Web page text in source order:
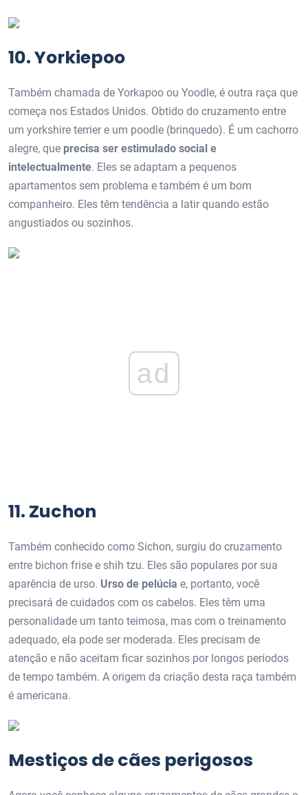
10. Yorkiepoo
Também chamada de Yorkapoo ou Yoodle, é outra raça que
começa nos Estados Unidos. Obtido do cruzamento entre
um yorkshire terrier e um poodle (brinquedo). É um cachorro
alegre, que precisa ser estimulado social e
intelectualmente. Eles se adaptam a pequenos
apartamentos sem problema e também é um bom
companheiro. Eles têm tendência a latir quando estão
angustiados ou sozinhos.
ad
11. Zuchon
Também conhecido como Sichon, surgiu do cruzamento
entre bichon frise e shih tzu. Eles são populares por sua
aparência de urso. Urso de pelúcia e, portanto, você
precisará de cuidados com os cabelos. Eles têm uma
personalidade um tanto teimosa, mas com o treinamento
adequado, ela pode ser moderada. Eles precisam de
atenção e não aceitam ficar sozinhos por longos períodos
de tempo também. A origem da criação desta raça também
é americana.
Mestiços de cães perigosos